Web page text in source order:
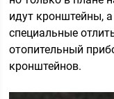
идут кронштейны,
специальные
отопительный
кронштейнов.